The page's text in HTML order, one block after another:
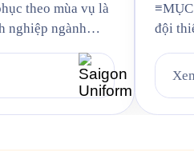
theo mùa vụ là
nghiệp ngành
lại lên, mỗi năm
về, Hỷ Lâm Môn
đội
mẫu
Quy